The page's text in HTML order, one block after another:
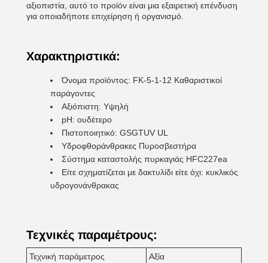
αξιοπιστία, αυτό το προϊόν είναι μια εξαιρετική επένδυση
για οποιαδήποτε επιχείρηση ή οργανισμό.
Χαρακτηριστικά:
Όνομα προϊόντος: FK-5-1-12 Καθαριστικοί
παράγοντες
Αξιόπιστη: Υψηλή
pH: ουδέτερο
Πιστοποιητικό: GSGTUV UL
Υδροφθοράνθρακες Πυροσβεστήρα
Σύστημα καταστολής πυρκαγιάς HFC227ea
Είτε σχηματίζεται με δακτυλίδι είτε όχι: κυκλικός
υδρογονάνθρακας
Τεχνικές παραμέτρους:
Τεχνική παράμετρος Αξία